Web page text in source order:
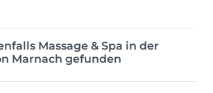
Massage & Spa in der
Marnach gefunden